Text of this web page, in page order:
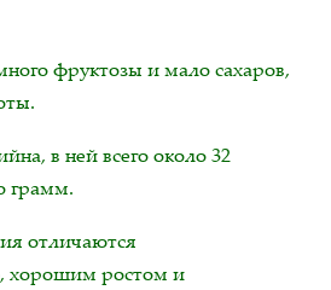
фруктозы и мало сахаров,
в ней всего около 32
грамм.
отличаются
хорошим ростом и